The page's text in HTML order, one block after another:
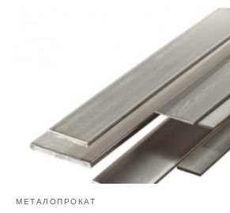
МЕТАЛОПРОКАТ